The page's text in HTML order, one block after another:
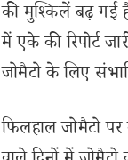
की मुश्किलें बढ़ गई
में एके की रिपोर्ट
जोमैटो के लिए
फिलहाल जोमैटो